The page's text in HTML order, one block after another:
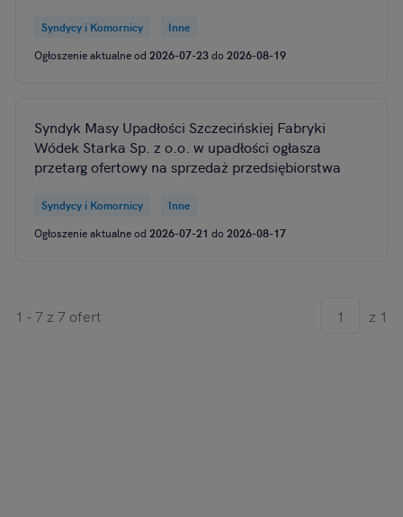
Syndycy i Komornicy
Inne
Ogłoszenie aktualne od 2026-07-23do 2026-08-19
Syndyk Masy Upadłości Szczecińskiej Fabryki
Wódek Starka Sp. z o.o. w upadłości ogłasza
przetarg ofertowy na sprzedaż przedsiębiorstwa
Syndycy i Komornicy
Inne
Ogłoszenie aktualne od 2026-07-21 do 2026-08-17
1 - 7 z 7 ofert z 1